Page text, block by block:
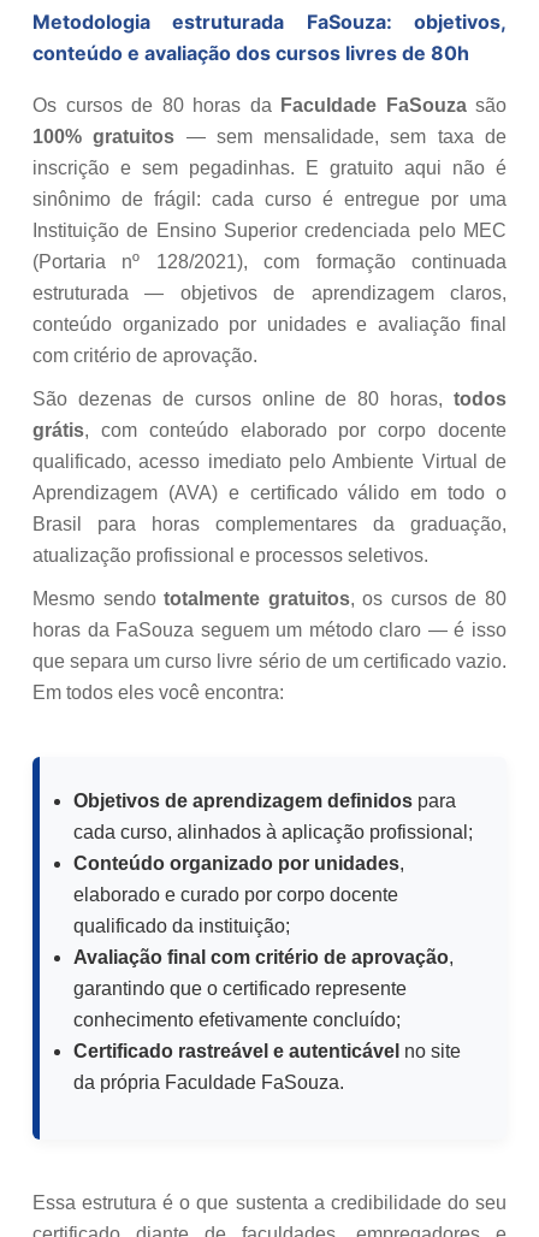
Metodologia estruturada FaSouza: objetivos,
conteúdo e avaliação dos cursos livres de 80h
Os cursos de 80 horas da Faculdade FaSouzasão
100% gratuitos — sem mensalidade, sem taxa de
inscrição e sem pegadinhas. E gratuito aqui não é
sinônimo de frágil: cada curso é entregue por uma
Instituição de Ensino Superior credenciada pelo MEC
(Portaria nº 128/2021), com formação continuada
estruturada — objetivos de aprendizagem claros,
conteúdo organizado por unidades e avaliação final
com critério de aprovação.
São dezenas de cursos online de 80 horas, todos
grátis, com conteúdo elaborado por corpo docente
qualificado, acesso imediato pelo Ambiente Virtual de
Aprendizagem (AVA) e certificado válido em todo o
Brasil para horas complementares da graduação,
atualização profissional e processos seletivos.
Mesmo sendototalmente gratuitos, os cursos de 80
horas da FaSouza seguem um método claro — é isso
que separa um curso livre sério de um certificado vazio.
Em todos eles você encontra:
Objetivos de aprendizagem definidos para
cada curso, alinhados à aplicação profissional;
Conteúdo organizado por unidades,
elaborado e curado por corpo docente
qualificado da instituição;
Avaliação final com critério de aprovação,
garantindo que o certificado represente
conhecimento efetivamente concluído;
Certificado rastreável e autenticável no site
da própria Faculdade FaSouza.
Essa estrutura é o que sustenta a credibilidade do seu